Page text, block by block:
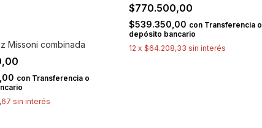
Missoni combinada
con Transferencia o
sin interés
$770.500,00
$539.350,00 con Transferencia o
depósito bancario
12 x $64.208,33 sin interés